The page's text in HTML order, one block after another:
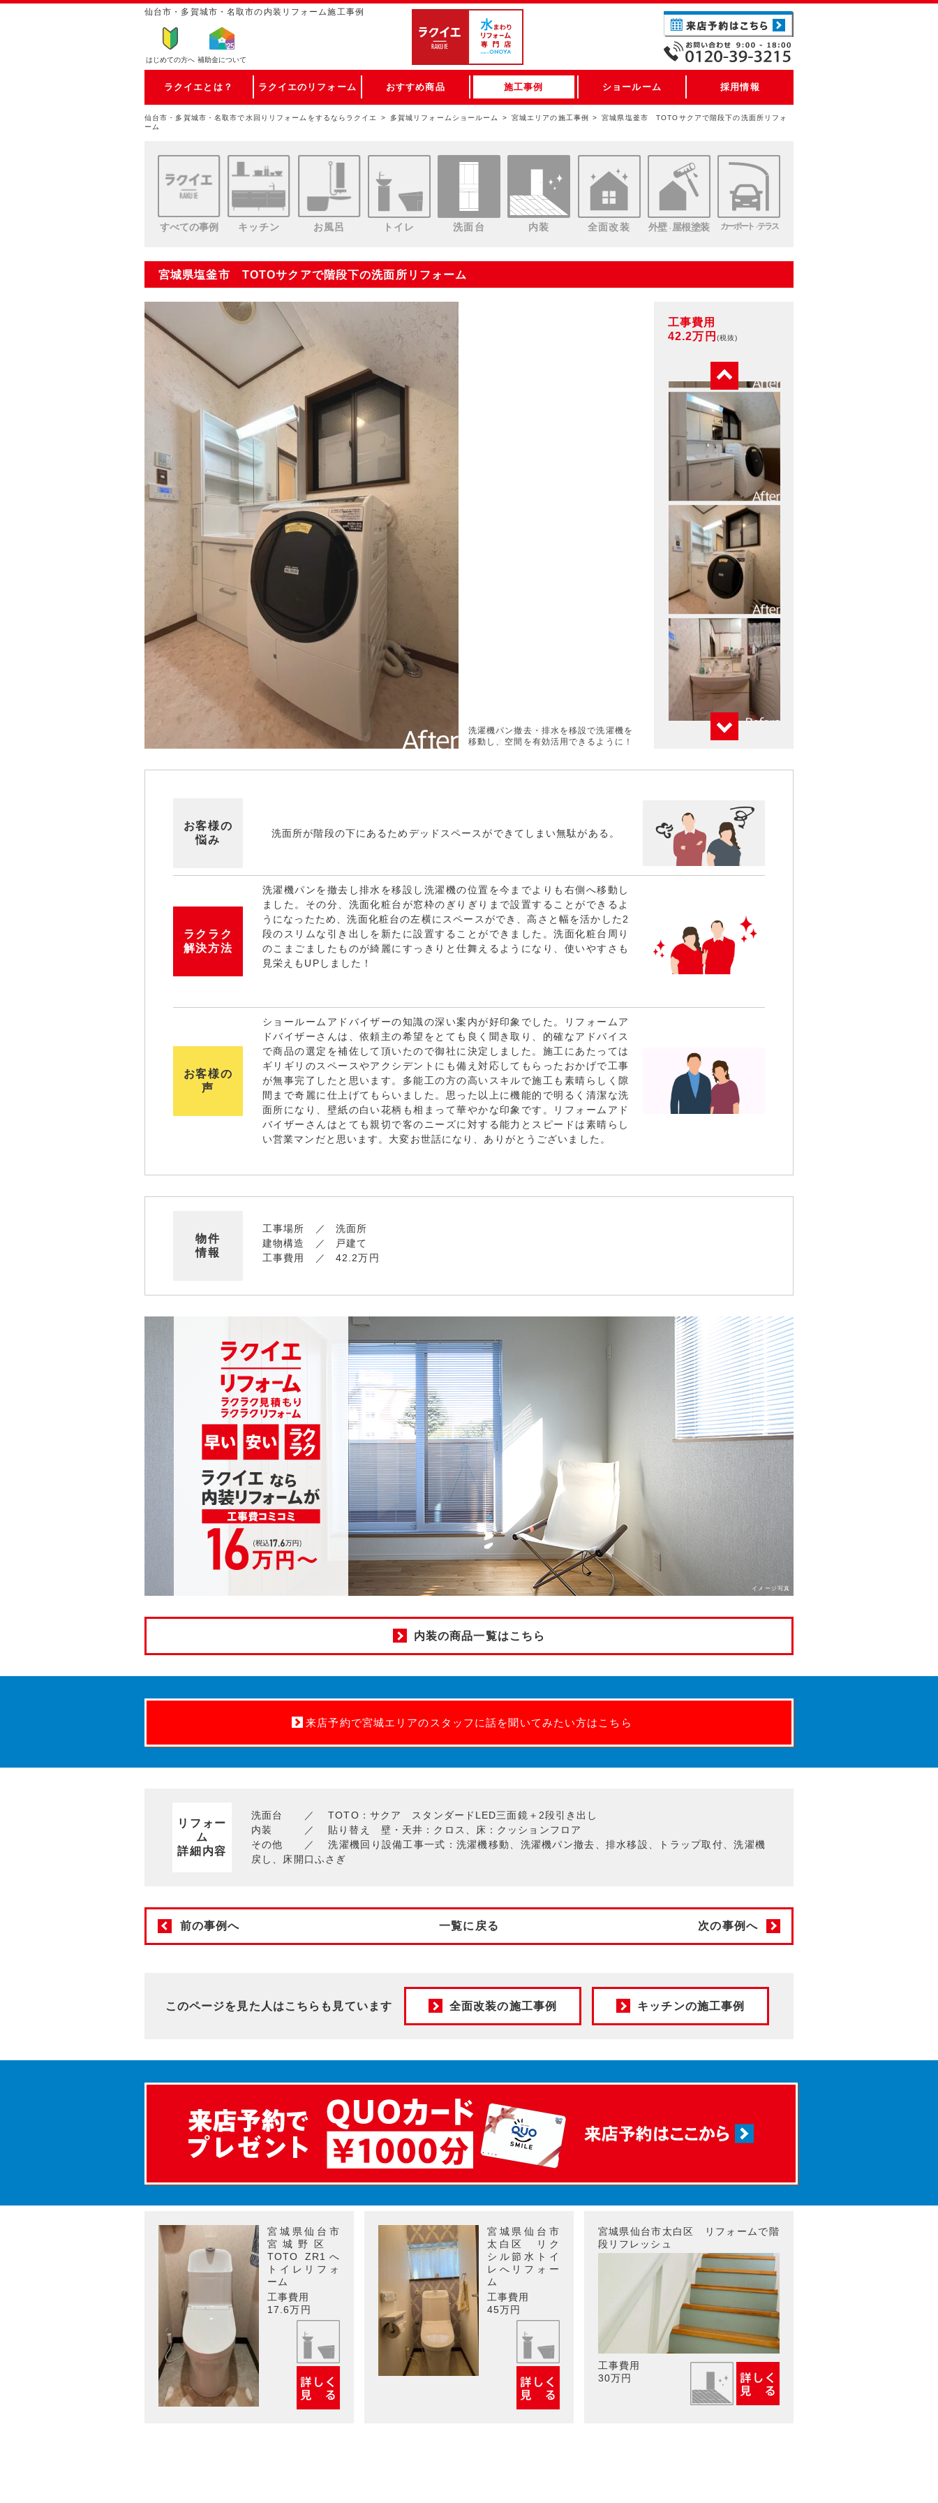
仙台市・多賀城市・名取市の内装リフォーム施工事例
はじめての方へ 補助金について
ラクイエとは？ ラクイエのリフォーム おすすめ商品 施工事例 ショールーム 採用情報
仙台市・多賀城市・名取市で水回りリフォームをするならラクイエ 多賀城リフォームショールーム 宮城エリアの施工事例
宮城県塩釜市 TOTOサクアで階段下の洗面所リフォ
ーム
すべての事例 キッチン お風呂 トイレ 洗面台 内装 全面改装 外壁・ 屋根塗装 カーポート・テラス
宮城県塩釜市 TOTOサクアで階段下の洗面所リフォーム
洗濯機パン撤去・排水を移設で洗濯機を
移動し、空間を有効活用できるように！
工事費用
42.2万円 (税抜)
お客様の
悩み
洗面所が階段の下にあるためデッドスペースができてしまい無駄がある。
ラクラク
解決方法
洗濯機パンを撤去し排水を移設し洗濯機の位置を今までよりも右側へ移動し
ました。その分、洗面化粧台が窓枠のぎりぎりまで設置することができるよ
うになったため、洗面化粧台の左横にスペースができ、高さと幅を活かした2
段のスリムな引き出しを新たに設置することができました。洗面化粧台周り
のこまごましたものが綺麗にすっきりと仕舞えるようになり、使いやすさも
見栄えもUPしました！
お客様の
声
ショールームアドバイザーの知識の深い案内が好印象でした。リフォームア
ドバイザーさんは、依頼主の希望をとても良く聞き取り、的確なアドバイス
で商品の選定を補佐して頂いたので御社に決定しました。施工にあたっては
ギリギリのスペースやアクシデントにも備え対応してもらったおかげで工事
が無事完了したと思います。多能工の方の高いスキルで施工も素晴らしく隙
間まで奇麗に仕上げてもらいました。思った以上に機能的で明るく清潔な洗
面所になり、壁紙の白い花柄も相まって華やかな印象です。リフォームアド
バイザーさんはとても親切で客のニーズに対する能力とスピードは素晴らし
い営業マンだと思います。大変お世話になり、ありがとうございました。
物件
情報
工事場所
洗面所
建物構造
戸建て
工事費用
42.2万円
イメージ写真
内装の商品一覧はこちら
来店予約で宮城エリアのスタッフに話を聞いてみたい方はこちら
リフォー
ム
詳細内容
洗面台
TOTO：サクア スタンダードLED三面鏡＋2段引き出し
内装
貼り替え 壁・天井：クロス、床：クッションフロア
その他
洗濯機回り設備工事一式：洗濯機移動、洗濯機パン撤去、排水移設、トラップ取付、洗濯機
戻し、床開口ふさぎ
前の事例へ 一覧に戻る 次の事例へ
このページを見た人はこちらも見ています 全面改装の施工事例 キッチンの施工事例
宮城県仙台市
宮城野区
TOTO ZR1へ
トイレリフォ
ーム
工事費用
17.6万円
宮城県仙台市
太白区 リク
シル節水トイ
レへリフォー
ム
工事費用
45万円
宮城県仙台市太白区 リフォームで階
段リフレッシュ
工事費用
30万円